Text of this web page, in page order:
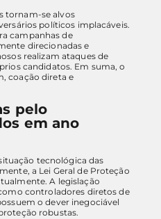
tornam-se alvos
políticos implacáveis.
campanhas de
direcionadas e
realizam ataques de
candidatos. Em suma, o
coação direta e
pelo
em ano
tecnológica das
a Lei Geral de Proteção
A legislação
controladores diretos de
o dever inegociável
robustas.